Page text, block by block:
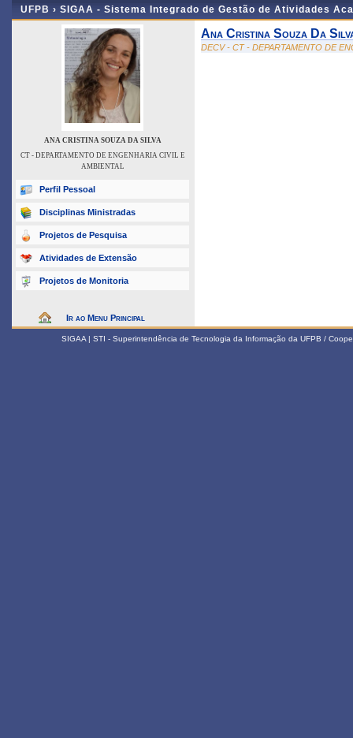
UFPB › SIGAA - Sistema Integrado de Gestão de Atividades
ANA CRISTINA SOUZA DA SILVA
CT - DEPARTAMENTO DE ENGENHARIA CIVIL E
AMBIENTAL
Perfil Pessoal
Disciplinas Ministradas
Projetos de Pesquisa
Atividades de Extensão
Projetos de Monitoria
Ir ao Menu Principal
Ana Cristina Souza Da
DECV - CT - DEPARTAMENTO DE
SIGAA | STI - Superintendência de Tecnologia da Informação da UFPB /